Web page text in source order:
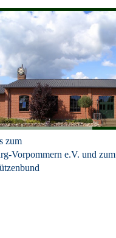
zum
Vorpommern e.V. und zum